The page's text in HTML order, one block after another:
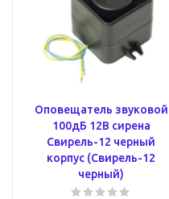
Оповещатель звуковой
100дБ 12В сирена
Свирель-12 черный
корпус (Свирель-12
черный)